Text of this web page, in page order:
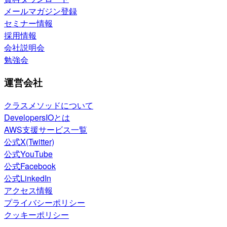
メールマガジン登録
セミナー情報
採用情報
会社説明会
勉強会
運営会社
クラスメソッドについて
DevelopersIOとは
AWS支援サービス一覧
公式X(Twitter)
公式YouTube
公式Facebook
公式LinkedIn
アクセス情報
プライバシーポリシー
クッキーポリシー